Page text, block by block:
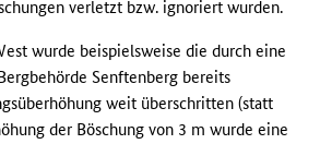
verletzt bzw. ignoriert wurden.
wurde beispielsweise die durch eine
Senftenberg bereits
weit überschritten (statt
der Böschung von 3 m wurde eine